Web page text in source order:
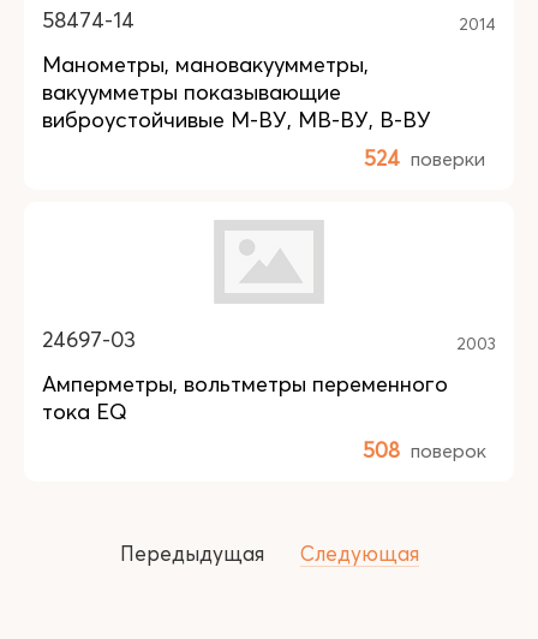
58474-14 2014
Манометры, мановакуумметры,
вакуумметры показывающие
виброустойчивые М-ВУ, МВ-ВУ, В-ВУ
524 поверки
24697-03 2003
Амперметры, вольтметры переменного
тока EQ
508 поверок
Передыдущая Следующая